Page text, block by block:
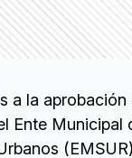
a la aprobación
Ente Municipal